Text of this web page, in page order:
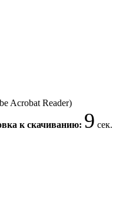
Acrobat Reader)
к скачиванию: 8 сек.